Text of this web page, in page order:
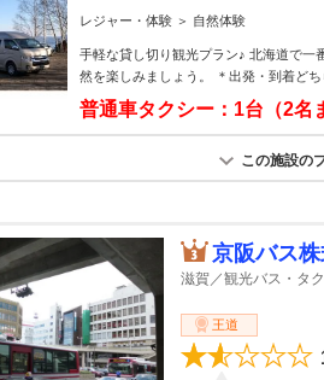
レジャー・体験 ＞ 自然体験
手軽な貸し切り観光プラン♪ 北海道で一
然を楽しみましょう。 ＊出発・到着ど
普通車タクシー：1台（2名
この施設の
京阪バス
滋賀／観光バス・タ
王道